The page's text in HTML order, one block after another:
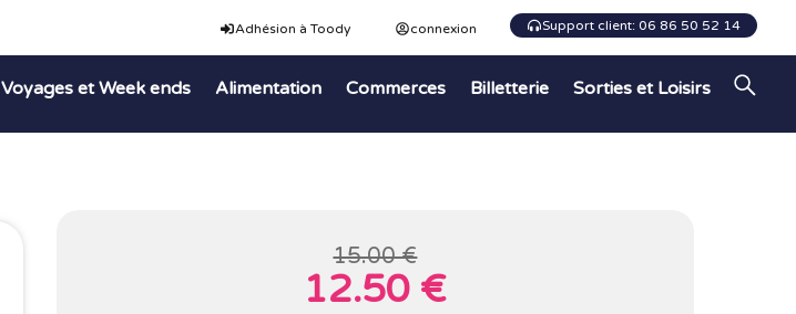
Adhésion à Toody connexion Support client: 06 86 50 52 14
Voyages et Week ends Alimentation Commerces Billetterie Sorties et Loisirs
15.00 €
12.50 €